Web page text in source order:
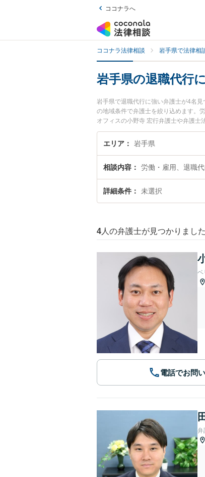
ココナラへ
ココナラ法律相談 岩手県で法律相
岩手県の退職代行
岩手県で退職代行に強い弁護士が4名
の地域条件で弁護士を絞り込めます。
オフィスの小野寺 宏行弁護士や弁護士
強みなどが注目されています。『岩手
したい』『初回相談無料で退職代行を
エリア 岩手県
相談内容 労働・雇用、退職
詳細条件 未選択
4 人の弁護士が見つかりました
ベ
電話でお問
弁